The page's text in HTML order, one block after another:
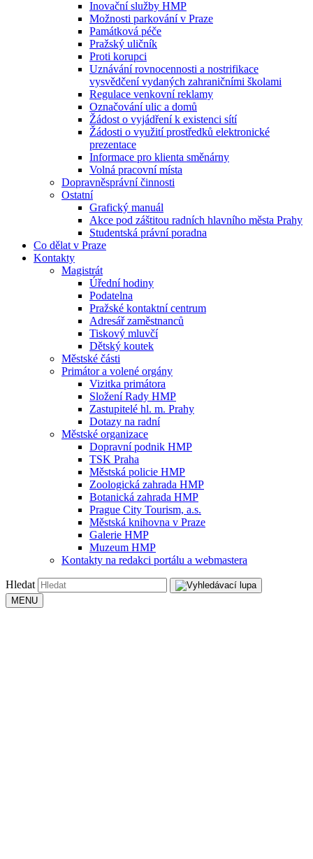
Inovační služby HMP
Možnosti parkování v Praze
Památková péče
Pražský uličník
Proti korupci
Uznávání rovnocennosti a nostrifikace
vysvědčení vydaných zahraničními školami
Regulace venkovní reklamy
Označování ulic a domů
Žádost o vyjádření k existenci sítí
Žádosti o využití prostředků elektronické
prezentace
Informace pro klienta směnárny
Volná pracovní místa
Dopravněsprávní činnosti
Ostatní
Grafický manuál
Akce pod záštitou radních hlavního města Prahy
Studentská právní poradna
Co dělat v Praze
Kontakty
Magistrát
Úřední hodiny
Podatelna
Pražské kontaktní centrum
Adresář zaměstnanců
Tiskový mluvčí
Dětský koutek
Městské části
Primátor a volené orgány
Vizitka primátora
Složení Rady HMP
Zastupitelé hl. m. Prahy
Dotazy na radní
Městské organizace
Dopravní podnik HMP
TSK Praha
Městská policie HMP
Zoologická zahrada HMP
Botanická zahrada HMP
Prague City Tourism, a.s.
Městská knihovna v Praze
Galerie HMP
Muzeum HMP
Kontakty na redakci portálu a webmastera
Hledat
MENU